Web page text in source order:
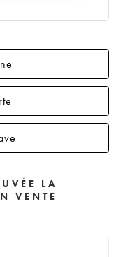
LA
VENTE